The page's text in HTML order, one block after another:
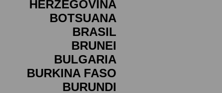
HERZEGOVINA
BOTSUANA
BRASIL
BRUNEI
BULGARIA
BURKINA FASO
BURUNDI